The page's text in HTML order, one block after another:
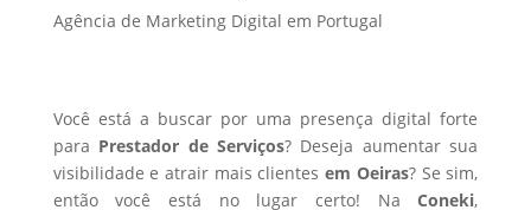
Agência de Marketing Digital em Portugal
Você está a buscar por uma presença digital forte
para Prestador de Serviços? Deseja aumentar sua
visibilidade e atrair mais clientesem Oeiras? Se sim,
então você está no lugar certo! NaConeki,